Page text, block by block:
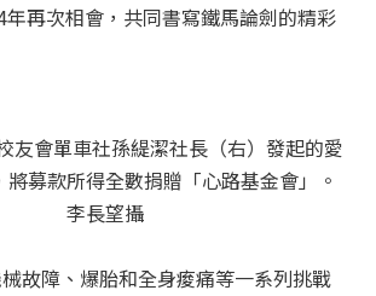
年再次相會，共同書寫鐵馬論劍的精彩
友會單車社孫緹潔社長（右）發起的愛
募款所得全數捐贈「心路基金會」。
李長望攝